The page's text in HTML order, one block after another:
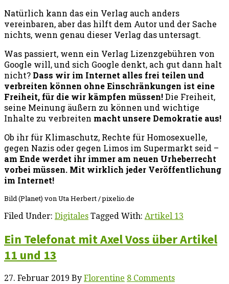
Natürlich kann das ein Verlag auch anders
vereinbaren, aber das hilft dem Autor und der Sache
nichts, wenn genau dieser Verlag das untersagt.
Was passiert, wenn ein Verlag Lizenzgebühren von
Google will, und sich Google denkt, ach gut dann halt
nicht? Dass wir im Internet alles frei teilen und
verbreiten können ohne Einschränkungen ist eine
Freiheit, für die wir kämpfen müssen!Die Freiheit,
seine Meinung äußern zu können und wichtige
Inhalte zu verbreiten macht unsere Demokratie aus!
Ob ihr für Klimaschutz, Rechte für Homosexuelle,
gegen Nazis oder gegen Limos im Supermarkt seid –
am Ende werdet ihr immer am neuen Urheberrecht
vorbei müssen. Mit wirklich jeder Veröffentlichung
im Internet!
Bild (Planet) von Uta Herbert / pixelio.de
Filed Under: Digitales Tagged With: Artikel 13
Ein Telefonat mit Axel Voss über Artikel
11 und 13
27. Februar 2019 By Florentine 8 Comments